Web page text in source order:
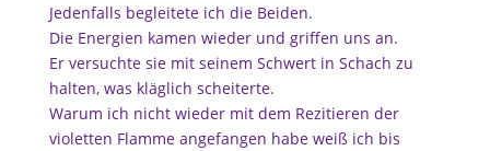
Jedenfalls begleitete ich die Beiden.
Die Energien kamen wieder und griffen uns an.
Er versuchte sie mit seinem Schwert in Schach zu
halten, was kläglich scheiterte.
Warum ich nicht wieder mit dem Rezitieren der
violetten Flamme angefangen habe weiß ich bis